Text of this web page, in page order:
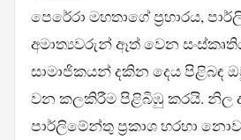
පෙරේරා මහතාගේ ප්‍රහාරය,
අමාත්‍යවරුන් ඈත් වෙන
සාමාජිකයන් දකින දෙය පිළිබඳ
වන කලකිරීම පිළිබිඹු කරයි. නිල
පාර්ලිමේන්තු ප්‍රකාශ හරහා නොව